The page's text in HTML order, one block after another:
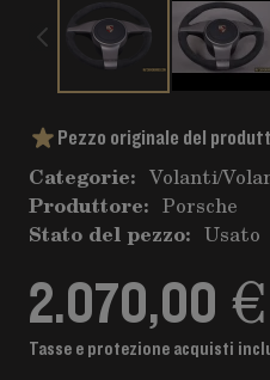
Pezzo originale del
Categorie: Volanti/
Produttore: Porsche
Stato del pezzo: Usato
2.070,00 €
Tasse e protezione acquisti